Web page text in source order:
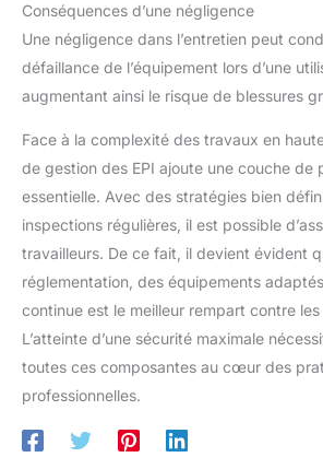
Conséquences d’une négligence
Une négligence dans l’entretien peut
défaillance de l’équipement lors d’une
augmentant ainsi le risque de blessures
Face à la complexité des travaux en
de gestion des EPI ajoute une couche de
essentielle. Avec des stratégies bien
inspections régulières, il est possible
travailleurs. De ce fait, il devient évident
réglementation, des équipements
continue est le meilleur rempart contre
L’atteinte d’une sécurité maximale
toutes ces composantes au cœur des
professionnelles.